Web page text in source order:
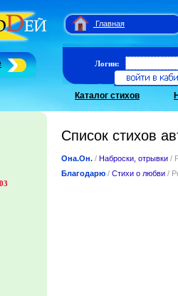
Главная
Логин:
Каталог стихов
Список стихов
Она.Он. / Наброски, отрывки /
Благодарю / Стихи о любви /